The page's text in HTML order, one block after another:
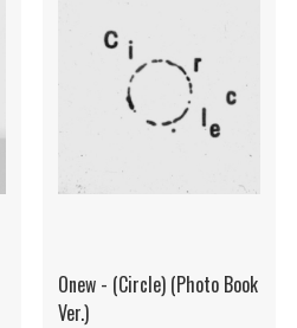
Onew - (Circle) (Photo Book
Ver.)